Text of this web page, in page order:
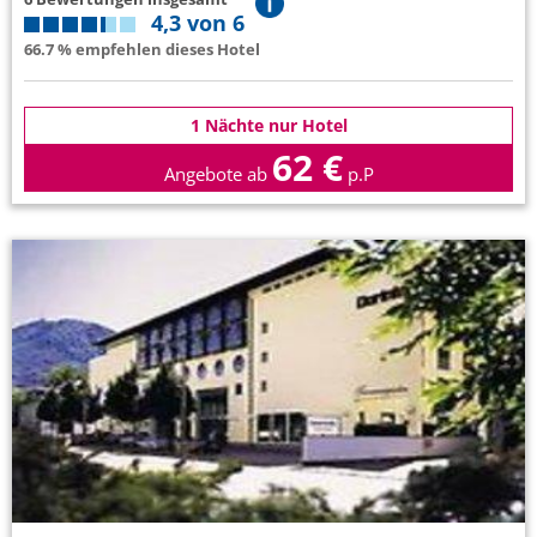
4,3 von 6
66.7 % empfehlen dieses Hotel
1 Nächte nur Hotel
Angebote ab 62 € p.P